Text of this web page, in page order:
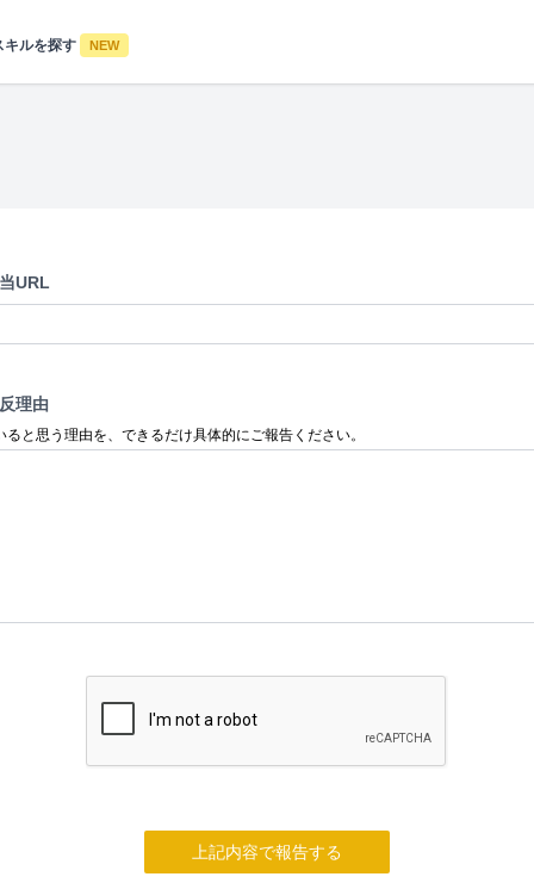
キルを探す NEW
URL
理由
ると思う理由を、できるだけ具体的にご報告ください。
上記内容で報告する